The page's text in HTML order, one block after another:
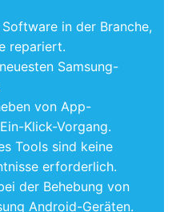
in der Branche,
repariert.
Samsung-
von App-
Klick-Vorgang.
Tools sind keine
erforderlich.
der Behebung von
Android-Geräten.